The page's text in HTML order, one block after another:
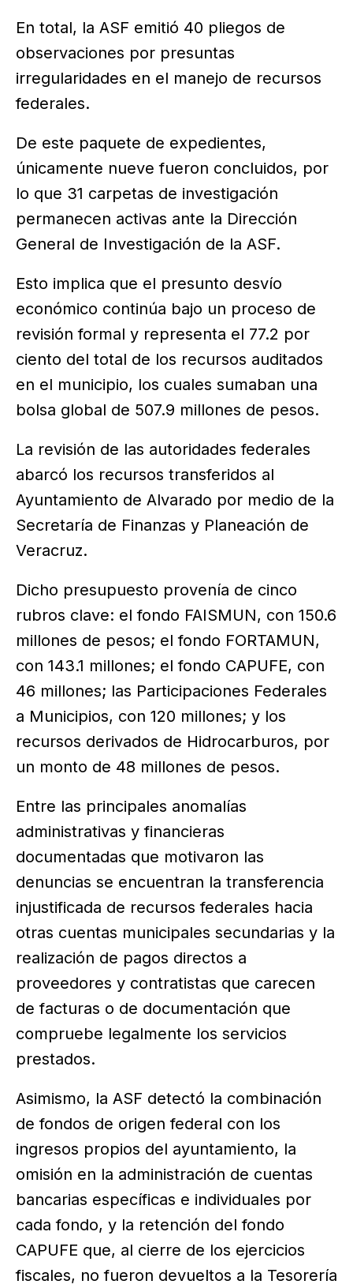
En total, la ASF emitió 40 pliegos de
observaciones por presuntas
irregularidades en el manejo de recursos
federales.
De este paquete de expedientes,
únicamente nueve fueron concluidos, por
lo que 31 carpetas de investigación
permanecen activas ante la Dirección
General de Investigación de la ASF.
Esto implica que el presunto desvío
económico continúa bajo un proceso de
revisión formal y representa el 77.2 por
ciento del total de los recursos auditados
en el municipio, los cuales sumaban una
bolsa global de 507.9 millones de pesos.
La revisión de las autoridades federales
abarcó los recursos transferidos al
Ayuntamiento de Alvarado por medio de la
Secretaría de Finanzas y Planeación de
Veracruz.
Dicho presupuesto provenía de cinco
rubros clave: el fondo FAISMUN, con 150.6
millones de pesos; el fondo FORTAMUN,
con 143.1 millones; el fondo CAPUFE, con
46 millones; las Participaciones Federales
a Municipios, con 120 millones; y los
recursos derivados de Hidrocarburos, por
un monto de 48 millones de pesos.
Entre las principales anomalías
administrativas y financieras
documentadas que motivaron las
denuncias se encuentran la transferencia
injustificada de recursos federales hacia
otras cuentas municipales secundarias y la
realización de pagos directos a
proveedores y contratistas que carecen
de facturas o de documentación que
compruebe legalmente los servicios
prestados.
Asimismo, la ASF detectó la combinación
de fondos de origen federal con los
ingresos propios del ayuntamiento, la
omisión en la administración de cuentas
bancarias específicas e individuales por
cada fondo, y la retención del fondo
CAPUFE que, al cierre de los ejercicios
fiscales, no fueron devueltos a la Tesorería